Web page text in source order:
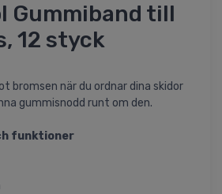
Gummiband till
12 styck
bromsen när du ordnar dina skidor
gummisnodd runt om den.
funktioner